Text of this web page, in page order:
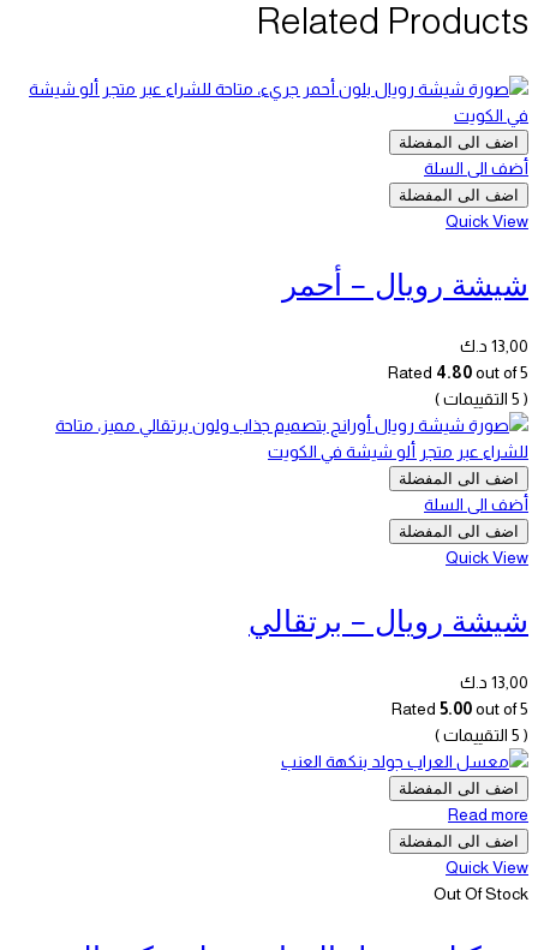
Related Products
اضف الى المفضلة
أضف الى السلة
اضف الى المفضلة
Quick View
شيشة رويال – أحمر
13,00 د.ك
Rated 4.80out of 5
( 5 التقييمات )
اضف الى المفضلة
أضف الى السلة
اضف الى المفضلة
Quick View
شيشة رويال – برتقالي
13,00 د.ك
Rated 5.00out of 5
( 5 التقييمات )
اضف الى المفضلة
Read more
اضف الى المفضلة
Quick View
Out Of Stock